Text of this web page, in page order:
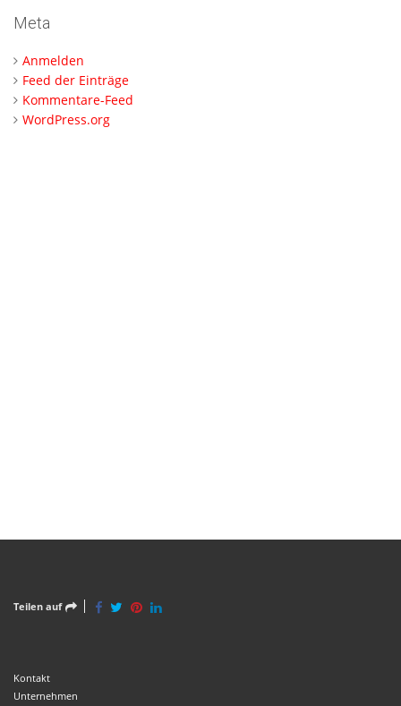
Meta
Anmelden
Feed der Einträge
Kommentare-Feed
WordPress.org
Teilen auf
Kontakt
Unternehmen